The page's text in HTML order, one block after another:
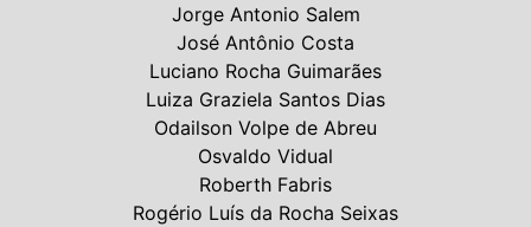
Jorge Antonio Salem
José Antônio Costa
Luciano Rocha Guimarães
Luiza Graziela Santos Dias
Odailson Volpe de Abreu
Osvaldo Vidual
Roberth Fabris
Rogério Luís da Rocha Seixas